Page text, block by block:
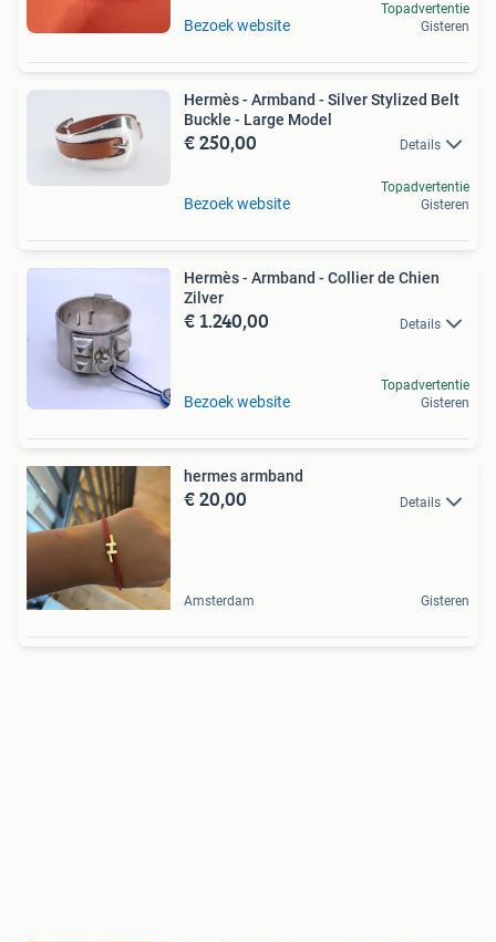
Bezoek website
Topadvertentie
Gisteren
Hermès - Armband - Silver Stylized Belt
Buckle - Large Model
€ 250,00 Details
Bezoek website
Topadvertentie
Gisteren
Hermès - Armband - Collier de Chien
Zilver
€ 1.240,00 Details
Bezoek website
Topadvertentie
Gisteren
hermes armband
€ 20,00 Details
Amsterdam Gisteren